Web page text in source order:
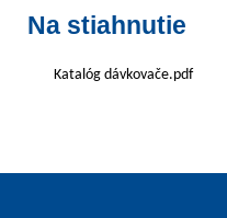
Na stiahnutie
Katalóg dávkovače.pdf